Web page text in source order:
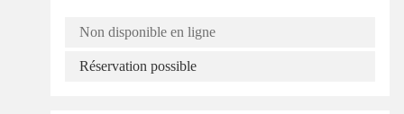
Non disponible en ligne
Réservation possible